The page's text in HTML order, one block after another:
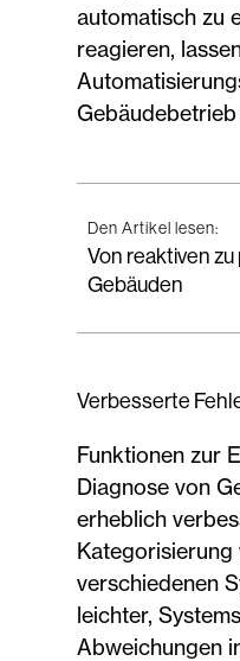
automatisch zu
reagieren,
Den Artikel lesen:
Von reaktiven
Gebäuden
Verbesserte
Funktionen zur
Diagnose von
erheblich
Kategorisierung
verschiedenen
leichter,
Abweichungen